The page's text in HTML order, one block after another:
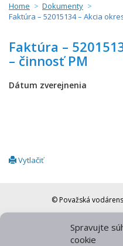
Spravujte
cookie
Home
Dokumenty
Faktúra – 52015134 – Akcia
Faktúra –
– činnosť PM
Dátum zverejnenia
Vytlačiť
© Považská